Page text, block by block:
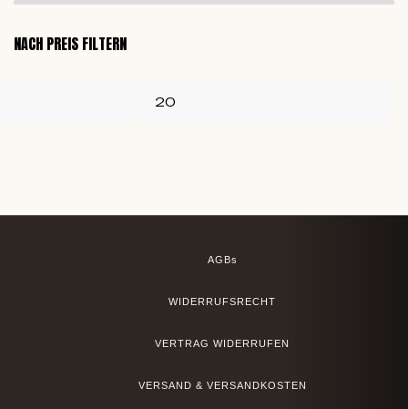
NACH PREIS FILTERN
AGBs
WIDERRUFSRECHT
VERTRAG WIDERRUFEN
VERSAND & VERSANDKOSTEN